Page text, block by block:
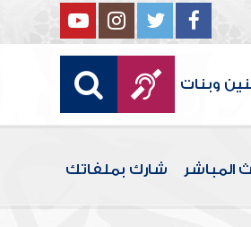
وبنات
المباشر شارك بملفاتك